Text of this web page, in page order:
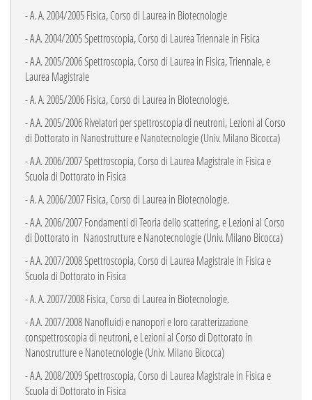
- A. A. 2004/2005 Fisica, Corso di Laurea in Biotecnologie
- A.A. 2004/2005 Spettroscopia, Corso di Laurea Triennale in Fisica
- A.A. 2005/2006 Spettroscopia, Corso di Laurea in Fisica, Triennale, e
Laurea Magistrale
- A. A. 2005/2006 Fisica, Corso di Laurea in Biotecnologie.
- A.A. 2005/2006 Rivelatori per spettroscopia di neutroni, Lezioni al Corso
di Dottorato in Nanostrutture e Nanotecnologie (Univ. Milano Bicocca)
- A.A. 2006/2007 Spettroscopia, Corso di Laurea Magistrale in Fisica e
Scuola di Dottorato in Fisica
- A. A. 2006/2007 Fisica, Corso di Laurea in Biotecnologie.
- A.A. 2006/2007 Fondamenti di Teoria dello scattering, e Lezioni al Corso
di Dottorato in Nanostrutture e Nanotecnologie (Univ. Milano Bicocca)
- A.A. 2007/2008 Spettroscopia, Corso di Laurea Magistrale in Fisica e
Scuola di Dottorato in Fisica
- A. A. 2007/2008 Fisica, Corso di Laurea in Biotecnologie.
- A.A. 2007/2008 Nanofluidi e nanopori e loro caratterizzazione
conspettroscopia di neutroni, e Lezioni al Corso di Dottorato in
Nanostrutture e Nanotecnologie (Univ. Milano Bicocca)
- A.A. 2008/2009 Spettroscopia, Corso di Laurea Magistrale in Fisica e
Scuola di Dottorato in Fisica